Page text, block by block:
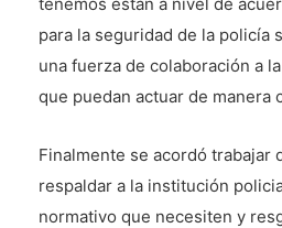
para la seguridad de la policía
una fuerza de colaboración a
que puedan actuar de manera
Finalmente se acordó trabajar
respaldar a la institución
normativo que necesiten y